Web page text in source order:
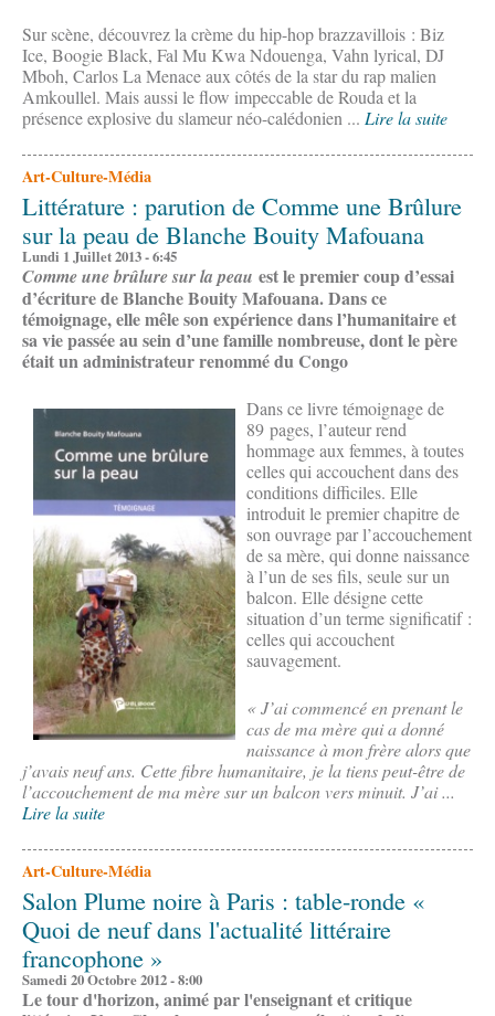
Sur scène, découvrez la crème du hip-hop brazzavillois : Biz
Ice, Boogie Black, Fal Mu Kwa Ndouenga, Vahn lyrical, DJ
Mboh, Carlos La Menace aux côtés de la star du rap malien
Amkoullel. Mais aussi le flow impeccable de Rouda et la
présence explosive du slameur néo-calédonien ... Lire la suite
Art-Culture-Média
Littérature : parution de Comme une Brûlure
sur la peau de Blanche Bouity Mafouana
Lundi 1 Juillet 2013 - 6:45
Comme une brûlure sur la peau est le premier coup d’essai
d’écriture de Blanche Bouity Mafouana. Dans ce
témoignage, elle mêle son expérience dans l’humanitaire et
sa vie passée au sein d’une famille nombreuse, dont le père
était un administrateur renommé du Congo
Dans ce livre témoignage de
89 pages, l’auteur rend
hommage aux femmes, à toutes
celles qui accouchent dans des
conditions difficiles. Elle
introduit le premier chapitre de
son ouvrage par l’accouchement
de sa mère, qui donne naissance
à l’un de ses fils, seule sur un
balcon. Elle désigne cette
situation d’un terme significatif :
celles qui accouchent
sauvagement.
« J’ai commencé en prenant le
cas de ma mère qui a donné
naissance à mon frère alors que
j’avais neuf ans. Cette fibre humanitaire, je la tiens peut-être de
l’accouchement de ma mère sur un balcon vers minuit. J’ai ...
Lire la suite
Art-Culture-Média
Salon Plume noire à Paris : table-ronde «
Quoi de neuf dans l'actualité littéraire
francophone »
Samedi 20 Octobre 2012 - 8:00
Le tour d'horizon, animé par l'enseignant et critique